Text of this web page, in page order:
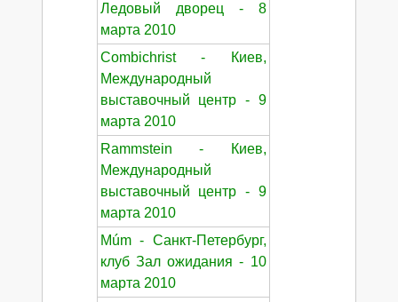
Ледовый дворец - 8
марта 2010
Combichrist - Киев,
Международный
выставочный центр - 9
марта 2010
Rammstein - Киев,
Международный
выставочный центр - 9
марта 2010
Múm - Санкт-Петербург,
клуб Зал ожидания - 10
марта 2010